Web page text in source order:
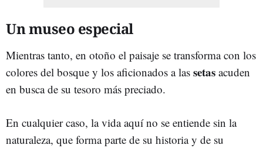
Un museo especial
Mientras tanto, en otoño el paisaje se transforma con los
colores del bosque y los aficionados a las setas acuden
en busca de su tesoro más preciado.
En cualquier caso, la vida aquí no se entiende sin la
naturaleza, que forma parte de su historia y de su